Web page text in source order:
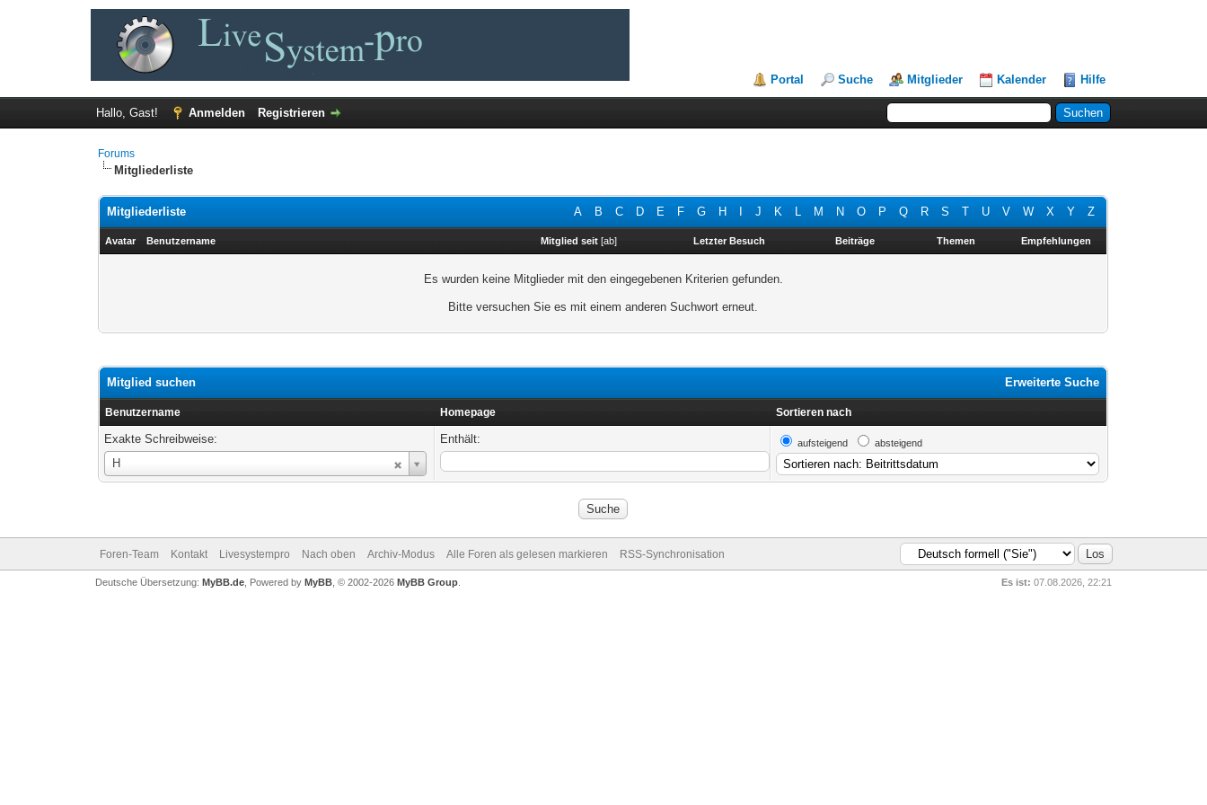
Portal Suche Mitglieder Kalender Hilfe
Hallo, Gast! Anmelden Registrieren
Forums
Mitgliederliste
A B C D E F G H J K L M N O P Q R S T U V W X Y Z
Mitgliederliste
Avatar Benutzername Mitglied seit [ab] Letzter Besuch Beiträge Themen Empfehlungen
Es wurden keine Mitglieder mit den eingegebenen Kriterien gefunden.
Bitte versuchen Sie es mit einem anderen Suchwort erneut.
Erweiterte Suche
Mitglied suchen
Benutzername Homepage Sortieren nach
Exakte Schreibweise:
H
Benutzername
Enthält: aufsteigend absteigend
Foren-Team Kontakt Livesystempro Nach oben Archiv-Modus Alle Foren als gelesen markieren RSS-Synchronisation
Es ist: 07.08.2026, 22:21
Deutsche Übersetzung: MyBB.de, Powered by MyBB, © 2002-2026 MyBB Group.